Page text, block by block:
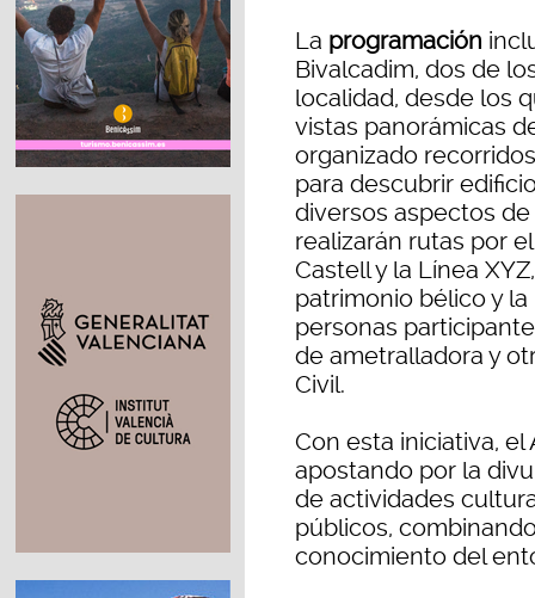
La programación
Bivalcadim, dos de
localidad, desde los
vistas panorámicas
organizado
para descubrir
diversos aspectos
realizarán rutas por
Castell y la Línea
patrimonio bélico y
personas
de ametralladora y
Civil.
Con esta iniciativa,
apostando por la
de actividades
públicos,
conocimiento del